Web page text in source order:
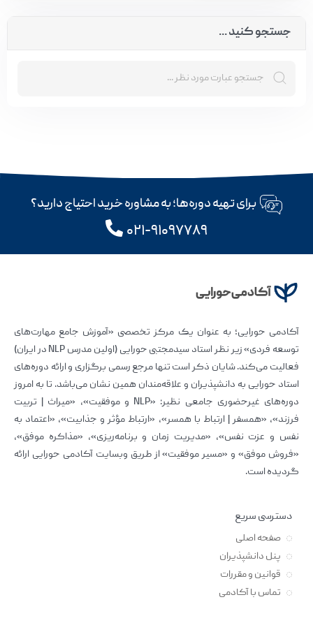
جستجو کنید ...
برای تهیه دوره‌ها؛ به مشاوره خرید احتیاج دارید؟
۰۲۱-۹۱۰۹۷۷۸۹
آکادمی حورایی؛ به عنوان یک مرکز تخصصی «آموزش جامع مهارت‌های
توسعه فردی» زیر نظر استاد سیدمجتبی حورایی (اولین مدرس NLP در ایران)
فعالیت می‌کند. شایان ذکر است تنها مرجع رسمی برگزاری و ارائه دوره‌های
استاد حورایی به دانشپذیران و علاقه‌مندان همین نشان می‌باشد. تا به امروز
دوره‌های غیرحضوری جامعی نظیر: «NLP و موفقیت»، «میراث | تربیت
فرزند»، «همسفر | ارتباط با همسر»، «ارتباط مؤثر و جذابیت»، «اعتماد به
نفس و عزت نفس»، «مدیریت زمان و برنامه‌ریزی»، «مذاکره موفق»،
«فروش موفق» و «مسیر موفقیت» از طریق وبسایت آکادمی حورایی ارائه
گردیده است.
دسترسی سریع
صفحه اصلی
پنل دانشپذیران
قوانین و مقررات
تماس با آکادمی